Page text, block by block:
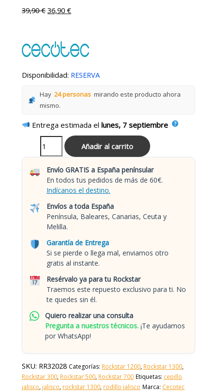
39,90€ 36,90€
Disponibilidad: RESERVA
Hay 24 personas mirando este producto ahora
mismo.
Entrega estimada ellunes, 7 septiembre
Añadir al carrito
Envío GRATIS a España penínsular
En todos tus pedidos de más de 60€.
Indícanos el destino.
Envíos a toda España
Península, Baleares, Canarias, Ceuta y
Melilla.
Garantía de Entrega
Si se pierde o llega mal, enviamos otro
gratis al instante.
Resérvalo ya para tu Rockstar
Traemos este repuesto exclusivo para ti. No
te quedes sin él.
Quiero realizar una consulta
Pregunta a nuestros técnicos. ¡Te ayudamos
por WhatsApp!
SKU: RR32028 Categorías: Rockstar 1200, Rockstar 1300,
Rockstar 300, Rockstar 500, Rockstar 700 Etiquetas: cepillo
jalisco, jalisco, rockstar 1300, rodillo jalisco Marca: Cecotec